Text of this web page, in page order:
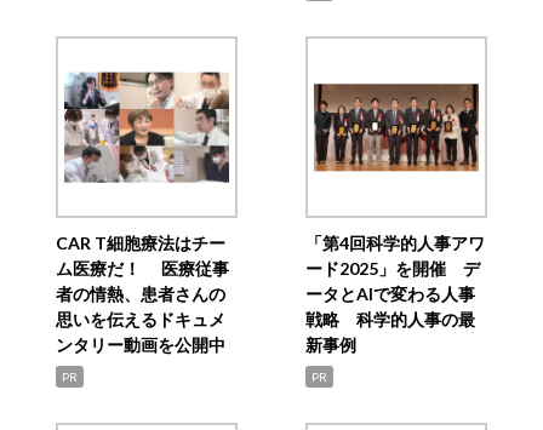
CAR T細胞療法はチー
ム医療だ！ 医療従事
者の情熱、患者さんの
思いを伝えるドキュメ
ンタリー動画を公開中
PR
「第4回科学的人事アワ
ード2025」を開催 デ
ータとAIで変わる人事
戦略 科学的人事の最
新事例
PR